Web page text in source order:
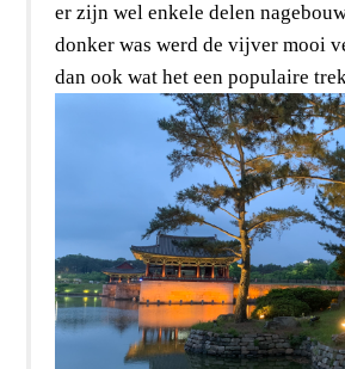
er zijn wel enkele delen
donker was werd de vijver mooi
dan ook wat het een populaire